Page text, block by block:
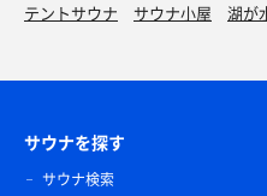
テントサウナ
サウナ小屋 湖が
サウナを探す
サウナ検索